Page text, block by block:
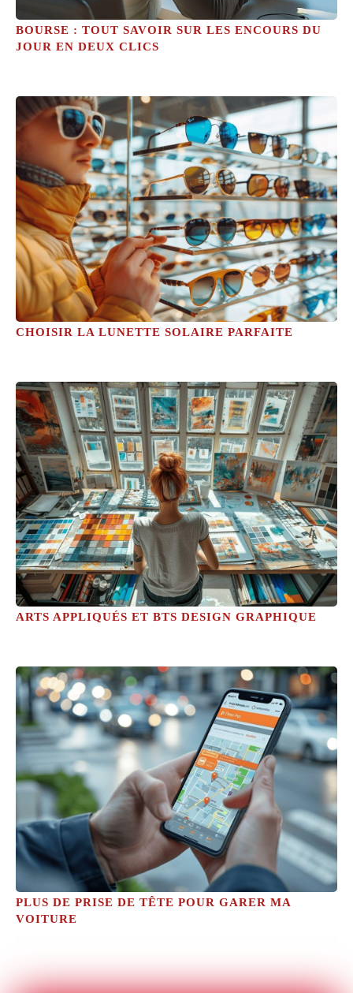
BOURSE : TOUT SAVOIR SUR LES ENCOURS DU
JOUR EN DEUX CLICS
CHOISIR LA LUNETTE SOLAIRE PARFAITE
ARTS APPLIQUÉS ET BTS DESIGN GRAPHIQUE
PLUS DE PRISE DE TÊTE POUR GARER MA
VOITURE